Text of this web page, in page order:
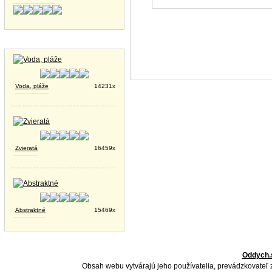
Voda, pláže 14231x
Zvieratá 16459x
Abstraktné 15469x
Obsah webu vytvárajú jeho používatelia,